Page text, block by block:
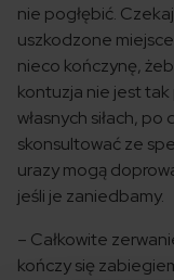
nie pogłębić.
uszkodzone
nieco kończynę,
kontuzja nie jest
własnych siłach,
skonsultować ze
urazy mogą
jeśli je zaniedbamy.
– Całkowite
kończy się